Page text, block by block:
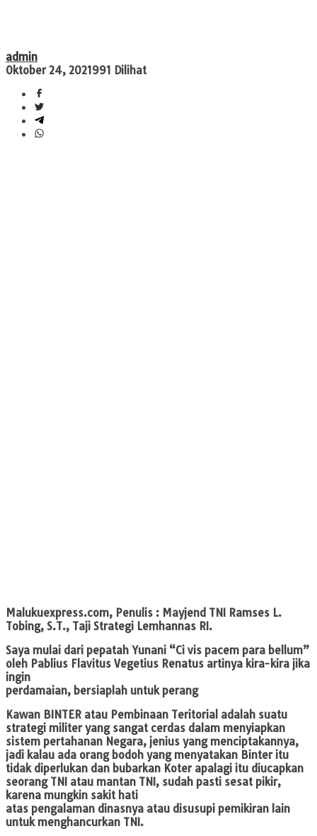
admin
Oktober 24, 2021991 Dilihat
Malukuexpress.com, Penulis : Mayjend TNI Ramses L.
Tobing, S.T., Taji Strategi Lemhannas RI.
Saya mulai dari pepatah Yunani “Ci vis pacem para bellum”
oleh Pablius Flavitus Vegetius Renatus artinya kira-kira jika
ingin
perdamaian, bersiaplah untuk perang
Kawan BINTER atau Pembinaan Teritorial adalah suatu
strategi militer yang sangat cerdas dalam menyiapkan
sistem pertahanan Negara, jenius yang menciptakannya,
jadi kalau ada orang bodoh yang menyatakan Binter itu
tidak diperlukan dan bubarkan Koter apalagi itu diucapkan
seorang TNI atau mantan TNI, sudah pasti sesat pikir,
karena mungkin sakit hati
atas pengalaman dinasnya atau disusupi pemikiran lain
untuk menghancurkan TNI.